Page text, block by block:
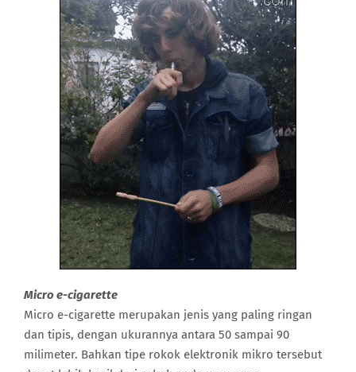
Micro e-cigarette
Micro e-cigarette merupakan jenis yang paling ringan
dan tipis, dengan ukurannya antara 50 sampai 90
milimeter. Bahkan tipe rokok elektronik mikro tersebut